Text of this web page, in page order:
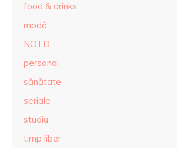
food & drinks
modă
NOTD
personal
sănătate
seriale
studiu
timp liber